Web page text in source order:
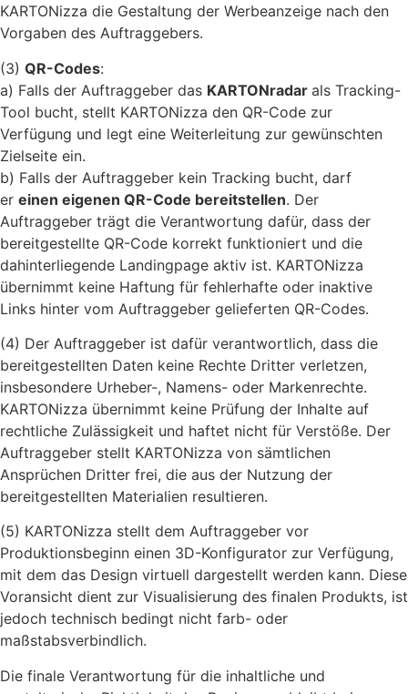
KARTONizza die Gestaltung der Werbeanzeige nach den
Vorgaben des Auftraggebers.
(3) QR-Codes:
a) Falls der Auftraggeber das KARTONradar als Tracking-
Tool bucht, stellt KARTONizza den QR-Code zur
Verfügung und legt eine Weiterleitung zur gewünschten
Zielseite ein.
b) Falls der Auftraggeber kein Tracking bucht, darf
er einen eigenen QR-Code bereitstellen. Der
Auftraggeber trägt die Verantwortung dafür, dass der
bereitgestellte QR-Code korrekt funktioniert und die
dahinterliegende Landingpage aktiv ist. KARTONizza
übernimmt keine Haftung für fehlerhafte oder inaktive
Links hinter vom Auftraggeber gelieferten QR-Codes.
(4) Der Auftraggeber ist dafür verantwortlich, dass die
bereitgestellten Daten keine Rechte Dritter verletzen,
insbesondere Urheber-, Namens- oder Markenrechte.
KARTONizza übernimmt keine Prüfung der Inhalte auf
rechtliche Zulässigkeit und haftet nicht für Verstöße. Der
Auftraggeber stellt KARTONizza von sämtlichen
Ansprüchen Dritter frei, die aus der Nutzung der
bereitgestellten Materialien resultieren.
(5) KARTONizza stellt dem Auftraggeber vor
Produktionsbeginn einen 3D-Konfigurator zur Verfügung,
mit dem das Design virtuell dargestellt werden kann. Diese
Voransicht dient zur Visualisierung des finalen Produkts, ist
jedoch technisch bedingt nicht farb- oder
maßstabsverbindlich.
Die finale Verantwortung für die inhaltliche und